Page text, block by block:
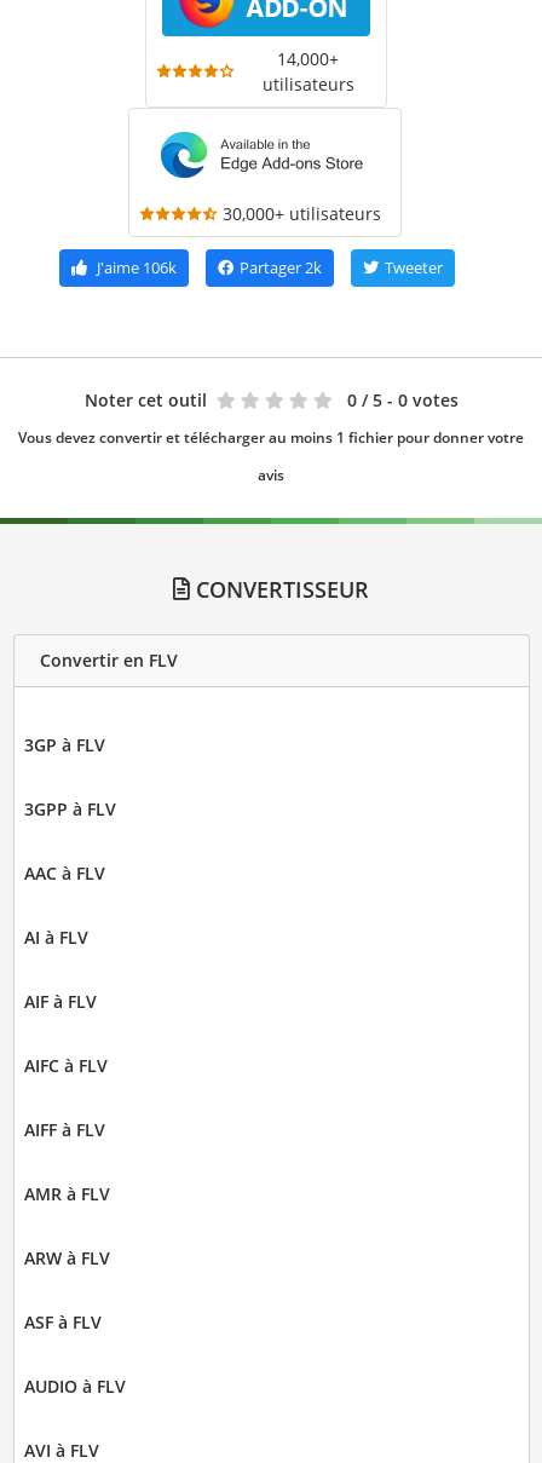
14,000+
utilisateurs
30,000+ utilisateurs
J'aime106k Partager2k Tweeter
Noter cet outil 0 / 5 - 0 votes
Vous devez convertir et télécharger au moins 1 fichier pour donner votre
avis
CONVERTISSEUR
Convertir en FLV
3GP à FLV
3GPP à FLV
AAC à FLV
AI à FLV
AIF à FLV
AIFC à FLV
AIFF à FLV
AMR à FLV
ARW à FLV
ASF à FLV
AUDIO à FLV
AVI à FLV